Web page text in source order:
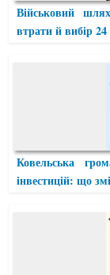
Військовий
втрати й вибір
Ковельська
інвестицій: що